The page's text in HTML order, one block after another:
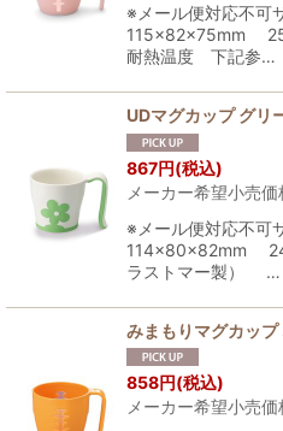
※メール便対応不可
115×82×75mm
耐熱温度 下記参…
UDマグカップ グリ
867円(税込)
メーカー希望小売価
※メール便対応不可
114×80×82mm
ラストマー製） …
みまもりマグカップ
858円(税込)
メーカー希望小売価